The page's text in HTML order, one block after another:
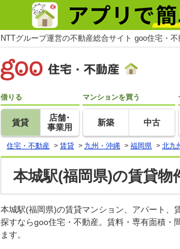
NTTグループ運営の不動産総合サイト goo住宅・不
借りる
賃貸
店舗･
事業用
マンションを買う
新築 中古
住宅・不動産 > 賃貸 > 九州・沖縄 > 福岡県 > 北九
本城駅(福岡県)の賃貸
本城駅(福岡県)の賃貸マンション、アパート、
探すならgoo住宅・不動産。賃料・専有面積・
ます。